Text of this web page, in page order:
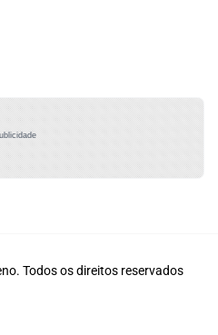
Todos os direitos reservados